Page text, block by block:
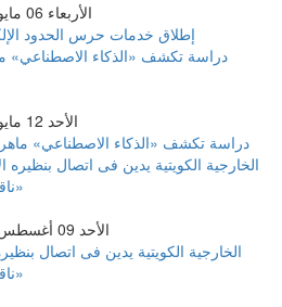
الأربعاء 06 مايو 2026 08:12 مساءً
إطلاق خدمات حرس الحدود
الأحد 12 مايو 2024 03:16 مساءً
دراسة تكشف «الذكاء الاصطناعي»
الأحد 09 أغسطس 2026 03:57 مساءً
الخارجية الكويتية يدين فى اتصال
ناقلة تابعة لشركة «أدنوك»